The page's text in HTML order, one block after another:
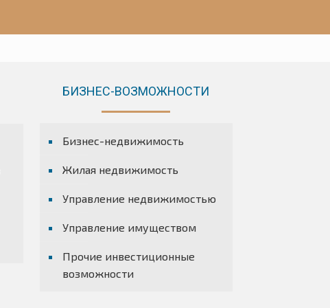
БИЗНЕС-ВОЗМОЖНОСТИ
Бизнес-недвижимость
Жилая недвижимость
Управление недвижимостью
Управление имуществом
Прочие инвестиционные
возможности